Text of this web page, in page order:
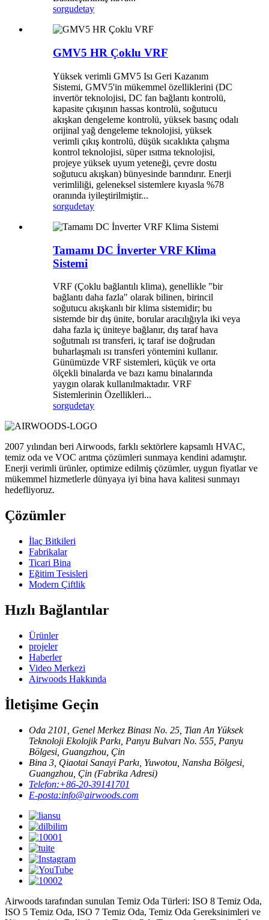
sorgudetay
GMV5 HR Çoklu VRF
Yüksek verimli GMV5 Isı Geri Kazanım
Sistemi, GMV5'in mükemmel özelliklerini (DC
invertör teknolojisi, DC fan bağlantı kontrolü,
kapasite çıkışının hassas kontrolü, soğutucu
akışkan dengeleme kontrolü, yüksek basınç odalı
orijinal yağ dengeleme teknolojisi, yüksek
verimli çıkış kontrolü, düşük sıcaklıkta çalışma
kontrol teknolojisi, süper ısıtma teknolojisi,
projeye yüksek uyum yeteneği, çevre dostu
soğutucu akışkan) bünyesinde barındırır. Enerji
verimliliği, geleneksel sistemlere kıyasla %78
oranında iyileştirilmiştir...
sorgudetay
Tamamı DC İnverter VRF Klima
Sistemi
VRF (Çoklu bağlantılı klima), genellikle "bir
bağlantı daha fazla" olarak bilinen, birincil
soğutucu akışkanlı bir klima sistemidir; bu
sistemde bir dış ünite, borular aracılığıyla iki veya
daha fazla iç üniteye bağlanır, dış taraf hava
soğutmalı ısı transferi, iç taraf ise doğrudan
buharlaşmalı ısı transferi yöntemini kullanır.
Günümüzde VRF sistemleri, küçük ve orta
ölçekli binalarda ve bazı kamu binalarında
yaygın olarak kullanılmaktadır. VRF
Sistemlerinin Özellikleri...
sorgudetay
2007 yılından beri Airwoods, farklı sektörlere kapsamlı HVAC,
temiz oda ve VOC arıtma çözümleri sunmaya kendini adamıştır.
Enerji verimli ürünler, optimize edilmiş çözümler, uygun fiyatlar ve
mükemmel hizmetlerle dünyaya iyi bina hava kalitesi sunmayı
hedefliyoruz.
Çözümler
İlaç Bitkileri
Fabrikalar
Ticari Bina
Eğitim Tesisleri
Modern Çiftlik
Hızlı Bağlantılar
Ürünler
projeler
Haberler
Video Merkezi
Airwoods Hakkında
İletişime Geçin
Oda 2101, Genel Merkez Binası No. 25, Tian An Yüksek
Teknoloji Ekolojik Parkı, Panyu Bulvarı No. 555, Panyu
Bölgesi, Guangzhou, Çin
Bina 3, Qiaotai Sanayi Parkı, Yuwotou, Nansha Bölgesi,
Guangzhou, Çin (Fabrika Adresi)
Telefon:+86-20-39141701
E-posta:info@airwoods.com
Airwoods tarafından sunulan Temiz Oda Türleri: ISO 8 Temiz Oda,
ISO 5 Temiz Oda, ISO 7 Temiz Oda, Temiz Oda Gereksinimleri ve